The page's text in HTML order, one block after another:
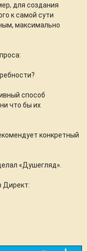
для создания
к самой сути
максимально
способ
что бы их
конкретный
«Душегляд».
Директ: